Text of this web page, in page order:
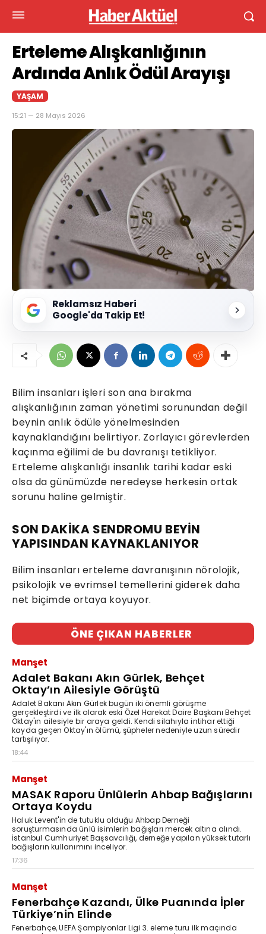
Erteleme Alışkanlığının
Ardında Anlık Ödül Arayışı
YAŞAM
15:21 — 28 Mayıs 2026
Reklamsız Haberi
Google'da Takip Et!
Bilim insanları işleri son ana bırakma
alışkanlığının zaman yönetimi sorunundan değil
beynin anlık ödüle yönelmesinden
kaynaklandığını belirtiyor. Zorlayıcı görevlerden
kaçınma eğilimi de bu davranışı tetikliyor.
Erteleme alışkanlığı insanlık tarihi kadar eski
olsa da günümüzde neredeyse herkesin ortak
sorunu haline gelmiştir.
SON DAKİKA SENDROMU BEYİN
YAPISINDAN KAYNAKLANIYOR
Bilim insanları erteleme davranışının nörolojik,
psikolojik ve evrimsel temellerini giderek daha
net biçimde ortaya koyuyor.
ÖNE ÇIKAN HABERLER
Manşet
Adalet Bakanı Akın Gürlek, Behçet
Oktay’ın Ailesiyle Görüştü
Adalet Bakanı Akın Gürlek bugün iki önemli görüşme
gerçekleştirdi ve ilk olarak eski Özel Harekat Daire Başkanı Behçet
Oktay'ın ailesiyle bir araya geldi. Kendi silahıyla intihar ettiği
kayda geçen Oktay'ın ölümü, şüpheler nedeniyle uzun süredir
tartışılıyor.
18:44
Manşet
MASAK Raporu Ünlülerin Ahbap Bağışlarını
Ortaya Koydu
Haluk Levent'in de tutuklu olduğu Ahbap Derneği
soruşturmasında ünlü isimlerin bağışları mercek altına alındı.
İstanbul Cumhuriyet Başsavcılığı, derneğe yapılan yüksek tutarlı
bağışların kullanımını inceliyor.
17:36
Manşet
Fenerbahçe Kazandı, Ülke Puanında İpler
Türkiye’nin Elinde
Fenerbahçe, UEFA Şampiyonlar Ligi 3. eleme turu ilk maçında